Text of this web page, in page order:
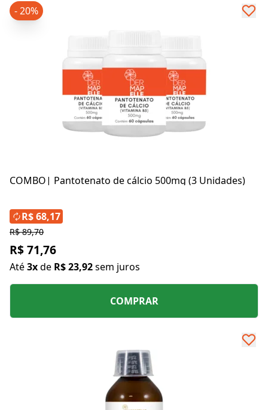
COMBO| Pantotenato de cálcio 500mg (3 Unidades)
- 20%
R$ 89,70
R$ 71,76
Até3xde R$ 23,92sem juros
R$ 68,17
COMPRAR